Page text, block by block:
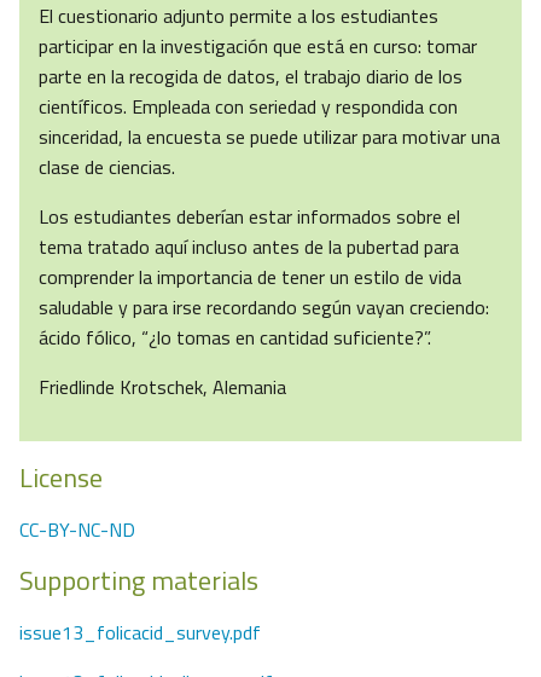
El cuestionario adjunto permite a los estudiantes
participar en la investigación que está en curso: tomar
parte en la recogida de datos, el trabajo diario de los
científicos. Empleada con seriedad y respondida con
sinceridad, la encuesta se puede utilizar para motivar una
clase de ciencias.
Los estudiantes deberían estar informados sobre el
tema tratado aquí incluso antes de la pubertad para
comprender la importancia de tener un estilo de vida
saludable y para irse recordando según vayan creciendo:
ácido fólico, “¿lo tomas en cantidad suficiente?”.
Friedlinde Krotschek, Alemania
License
CC-BY-NC-ND
Supporting materials
issue13_folicacid_survey.pdf